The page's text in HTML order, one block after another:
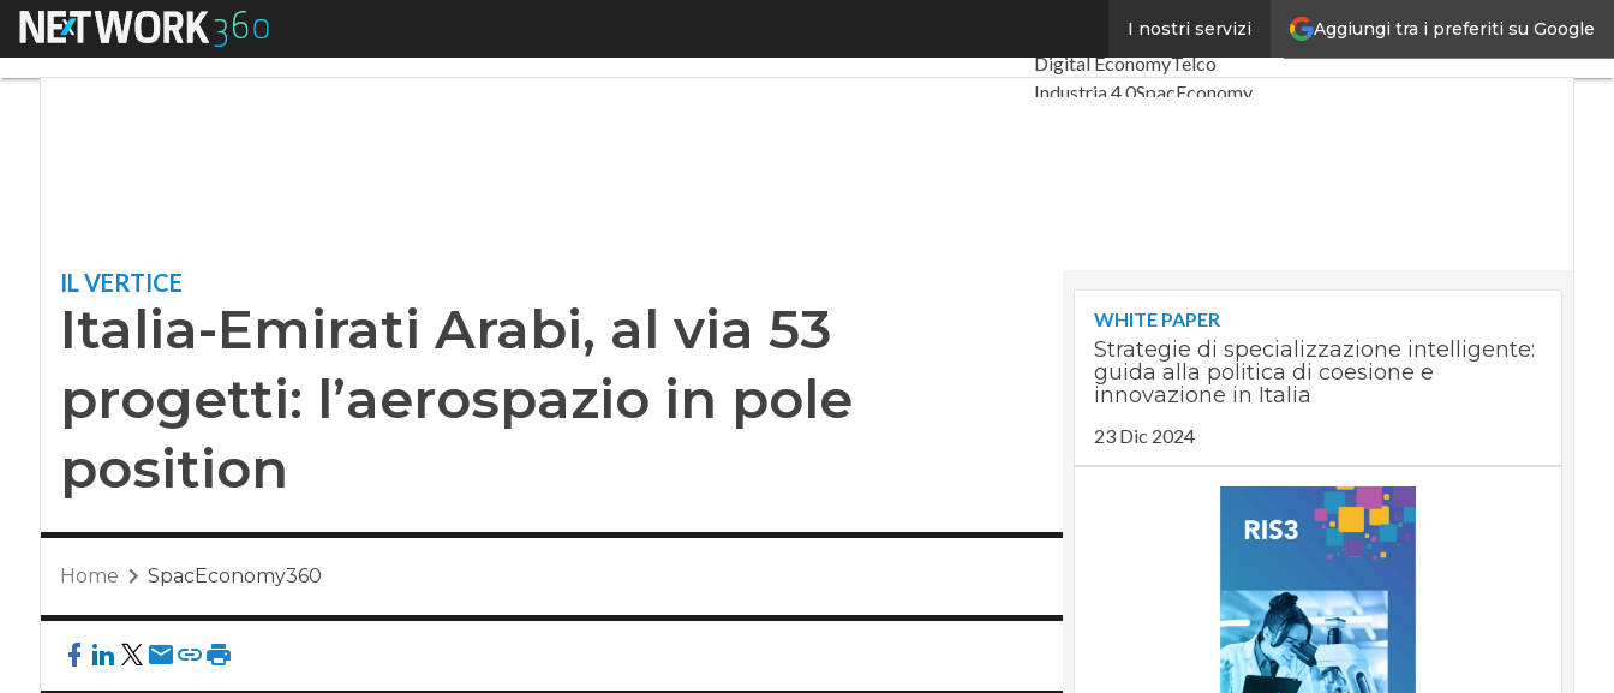
Aggiungi tra i preferiti su Google
I nostri servizi
Menu
Ultimi articoli
Digital EconomyTelco
Industria 4.0SpacEconomy
IL VERTICE
Italia-Emirati Arabi, al via 53
progetti: l’aerospazio in pole
position
Home SpacEconomy360
WHITE PAPER
Strategie di specializzazione intelligente:
guida alla politica di coesione e
innovazione in Italia
23 Dic 2024